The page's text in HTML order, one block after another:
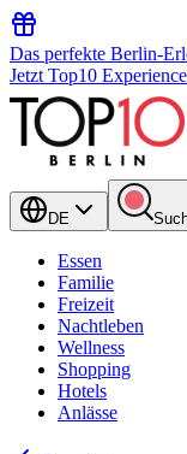
Das perfekte Berlin-
Jetzt Top10
DE
Essen
Familie
Freizeit
Nachtleben
Wellness
Shopping
Hotels
Anlässe